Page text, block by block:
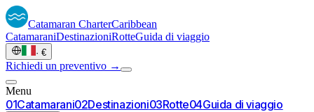
Catamaran CharterCaribbean
CatamaraniDestinazioniRotteGuida di viaggio
· €
Richiedi un preventivo →
Menu
01Catamarani02Destinazioni03Rotte04Guida di viaggio